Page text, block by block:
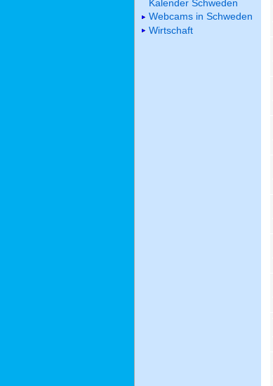
Kalender Schweden
Webcams in Schweden
Wirtschaft